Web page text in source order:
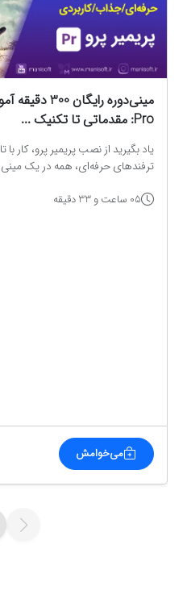
Pro: مقدماتی تا تکنیک‌ ...
یاد بگیرید از نصب پریمیر پرو، کار با
ترفندهای حرفه‌ای، همه در یک
05 ساعت و 33 دقیقه
می‌خوامش